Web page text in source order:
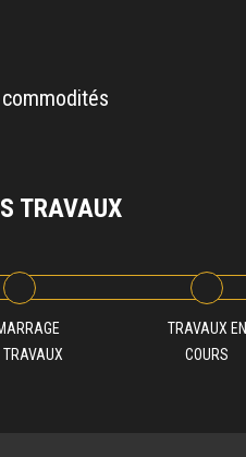
TRAVAUX
TRAVAUX
TRAVAUX EN
COURS